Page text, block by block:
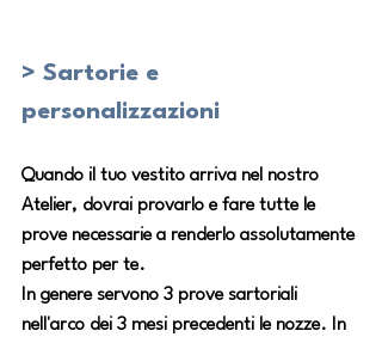
> Sartorie e
personalizzazioni
Quando il tuo vestito arriva nel nostro
Atelier, dovrai provarlo e fare tutte le
prove necessarie a renderlo assolutamente
perfetto per te.
In genere servono 3 prove sartoriali
nell'arco dei 3 mesi precedenti le nozze. In